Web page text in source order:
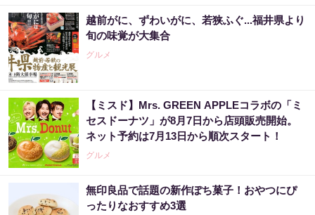
越前がに、ずわいがに、若狭ふぐ...福井県より
旬の味覚が大集合
グルメ
【ミスド】Mrs. GREEN APPLEコラボの「ミ
セスドーナツ」が8月7日から店頭販売開始。
ネット予約は7月13日から順次スタート！
グルメ
無印良品で話題の新作ぽち菓子！おやつにぴ
ったりなおすすめ3選